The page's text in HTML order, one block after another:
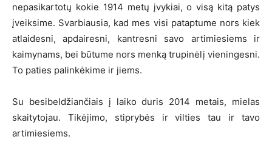
nepasikartotų kokie 1914 metų įvykiai, o visą kitą patys
įveiksime. Svarbiausia, kad mes visi pataptume nors kiek
atlaidesni, apdairesni, kantresni savo artimiesiems ir
kaimynams, bei būtume nors menką trupinėlį vieningesni.
To paties palinkėkime ir jiems.
Su besibeldžiančiais į laiko duris 2014 metais, mielas
skaitytojau. Tikėjimo, stiprybės ir vilties tau ir tavo
artimiesiems.